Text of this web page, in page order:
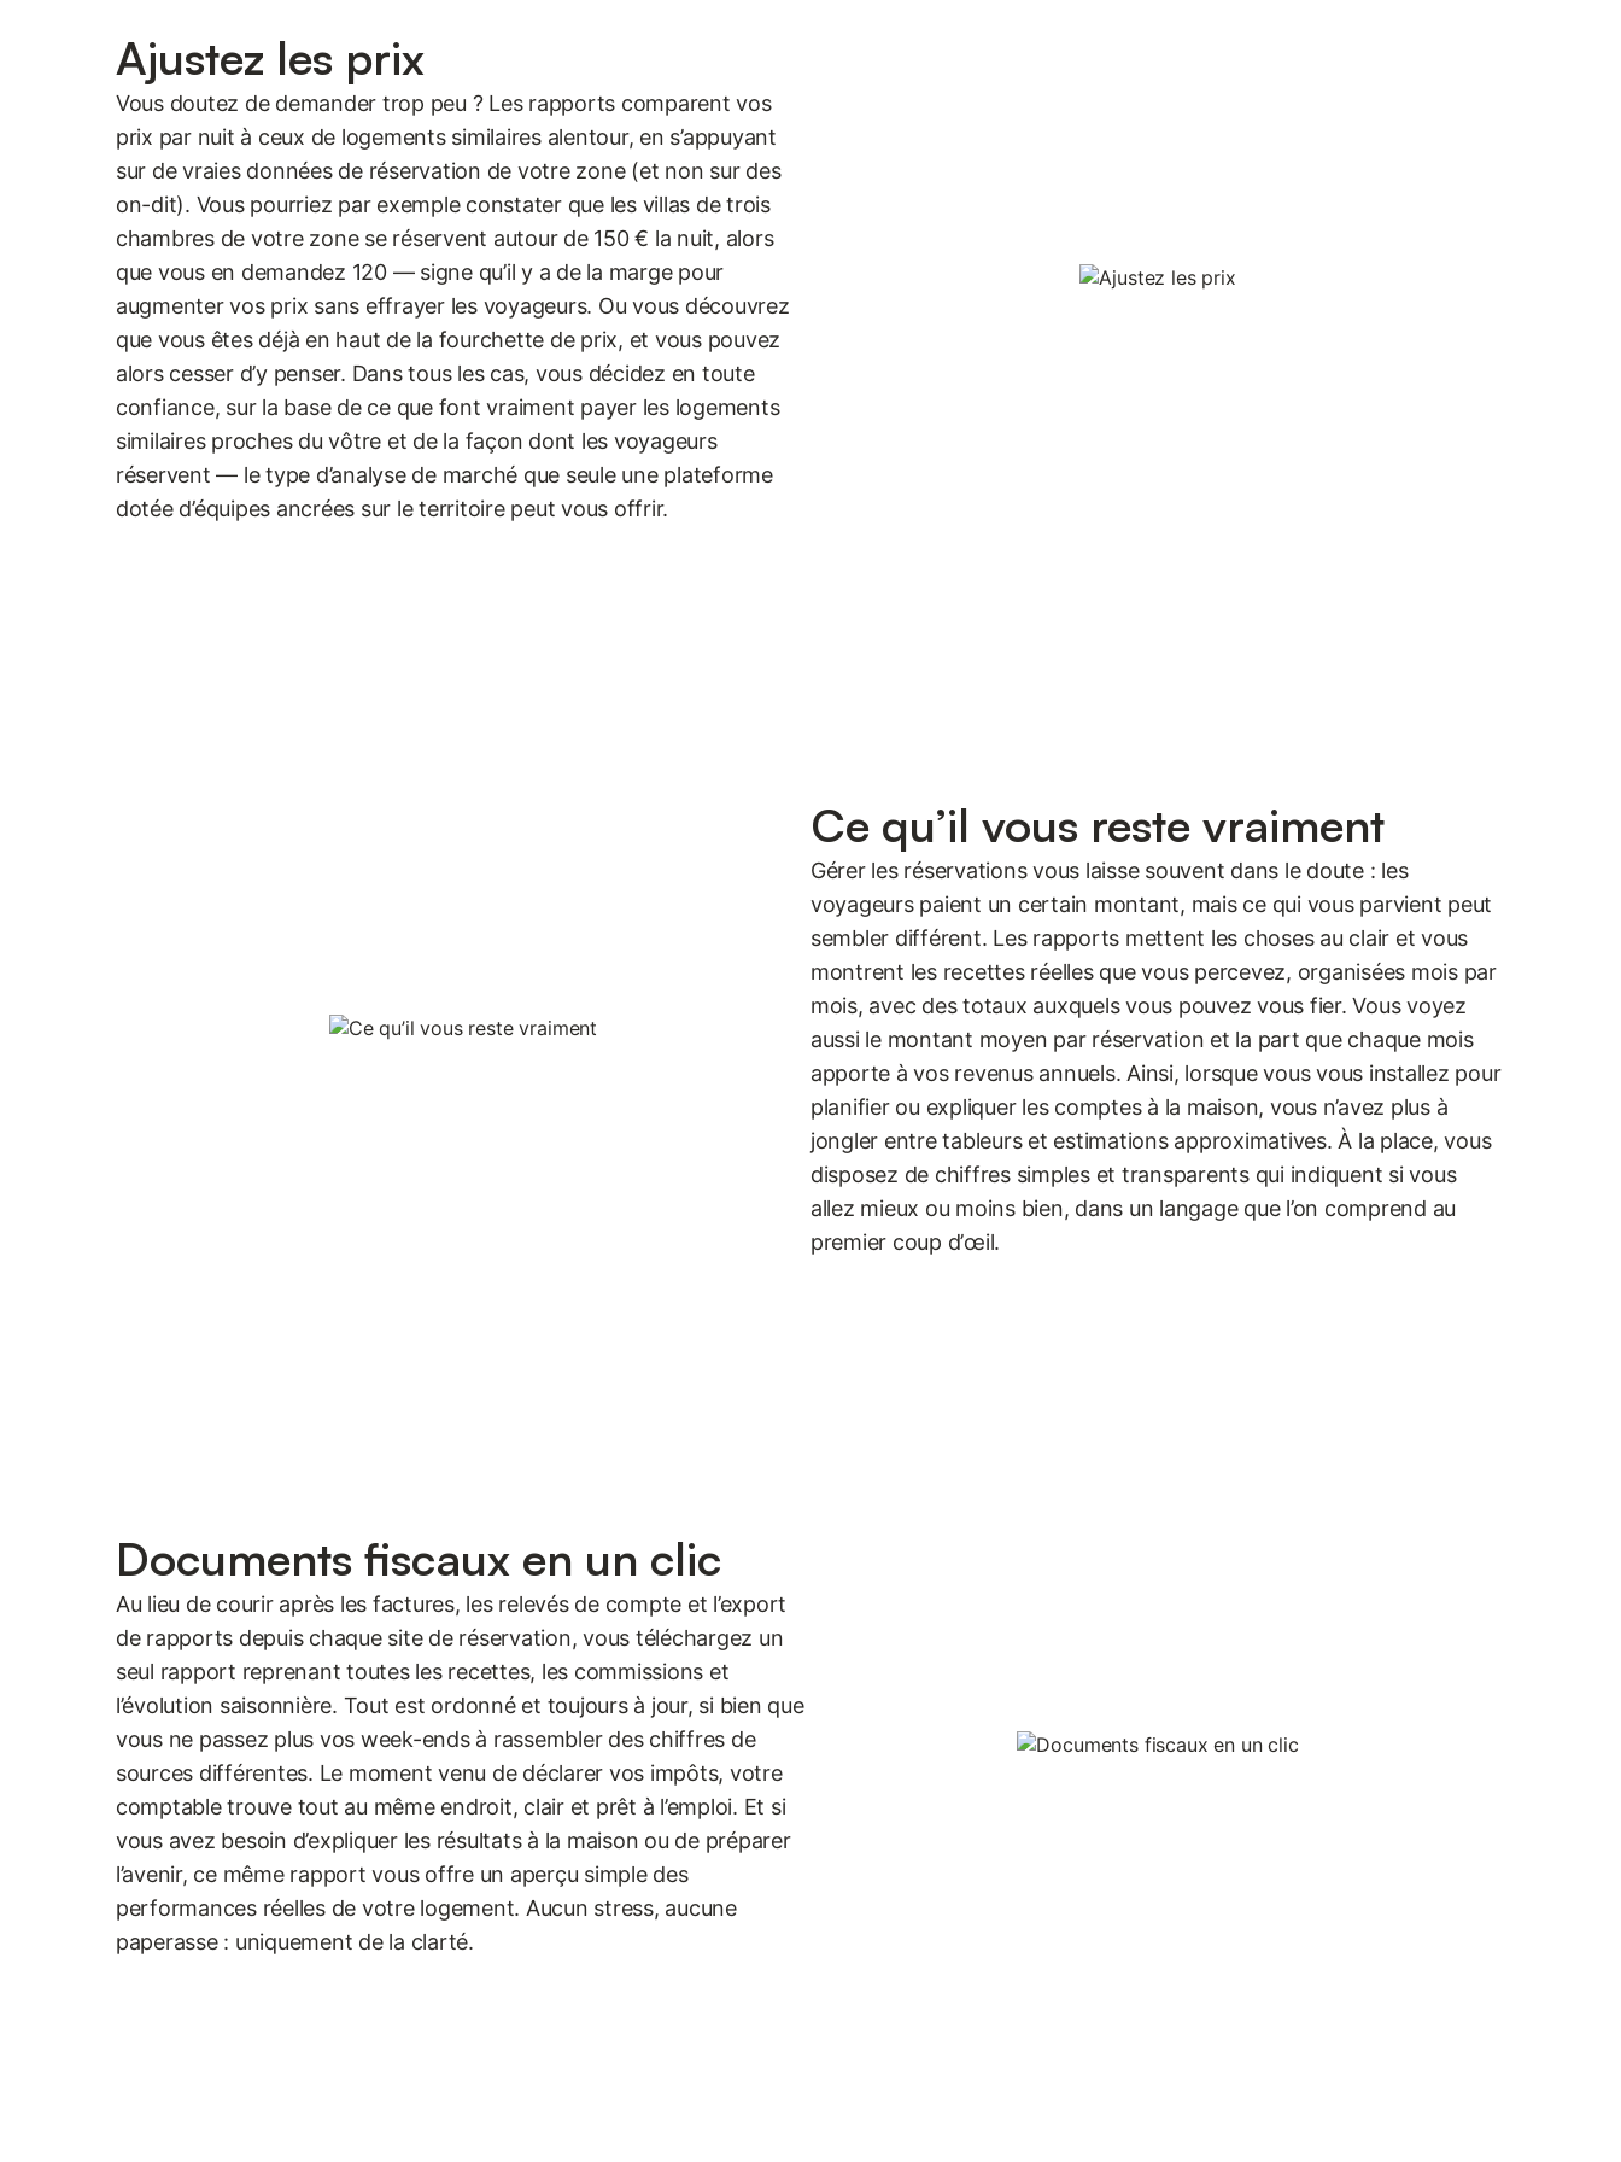
Ajustez les prix
Vous doutez de demander trop peu ? Les rapports comparent vos
prix par nuit à ceux de logements similaires alentour, en s’appuyant
sur de vraies données de réservation de votre zone (et non sur des
on-dit). Vous pourriez par exemple constater que les villas de trois
chambres de votre zone se réservent autour de 150 € la nuit, alors
que vous en demandez 120 — signe qu’il y a de la marge pour
augmenter vos prix sans effrayer les voyageurs. Ou vous découvrez
que vous êtes déjà en haut de la fourchette de prix, et vous pouvez
alors cesser d’y penser. Dans tous les cas, vous décidez en toute
confiance, sur la base de ce que font vraiment payer les logements
similaires proches du vôtre et de la façon dont les voyageurs
réservent — le type d’analyse de marché que seule une plateforme
dotée d’équipes ancrées sur le territoire peut vous offrir.
Ce qu’il vous reste vraiment
Gérer les réservations vous laisse souvent dans le doute : les
voyageurs paient un certain montant, mais ce qui vous parvient peut
sembler différent. Les rapports mettent les choses au clair et vous
montrent les recettes réelles que vous percevez, organisées mois par
mois, avec des totaux auxquels vous pouvez vous fier. Vous voyez
aussi le montant moyen par réservation et la part que chaque mois
apporte à vos revenus annuels. Ainsi, lorsque vous vous installez pour
planifier ou expliquer les comptes à la maison, vous n’avez plus à
jongler entre tableurs et estimations approximatives. À la place, vous
disposez de chiffres simples et transparents qui indiquent si vous
allez mieux ou moins bien, dans un langage que l’on comprend au
premier coup d’œil.
Documents fiscaux en un clic
Au lieu de courir après les factures, les relevés de compte et l’export
de rapports depuis chaque site de réservation, vous téléchargez un
seul rapport reprenant toutes les recettes, les commissions et
l’évolution saisonnière. Tout est ordonné et toujours à jour, si bien que
vous ne passez plus vos week-ends à rassembler des chiffres de
sources différentes. Le moment venu de déclarer vos impôts, votre
comptable trouve tout au même endroit, clair et prêt à l’emploi. Et si
vous avez besoin d’expliquer les résultats à la maison ou de préparer
l’avenir, ce même rapport vous offre un aperçu simple des
performances réelles de votre logement. Aucun stress, aucune
paperasse : uniquement de la clarté.